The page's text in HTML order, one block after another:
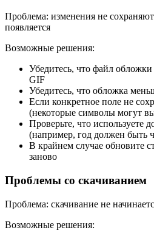
Проблема: изменения не
появляется
Возможные решения:
Убедитесь, что файл
GIF
Убедитесь, что обложка
Если конкретное поле не
(некоторые символы могут
Проверьте, что используете
(например, год должен быть
В крайнем случае обновите
заново
Проблемы со скачиванием
Проблема: скачивание не
Возможные решения: